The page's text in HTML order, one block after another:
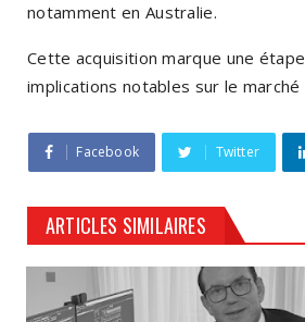
notamment en Australie.
Cette acquisition marque une
implications notables sur le
Facebook Twitter
ARTICLES SIMILAIRES